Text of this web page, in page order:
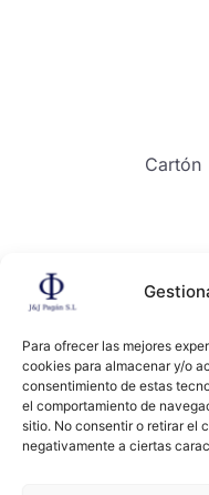
Para ofrecer las mejores
cookies para almacenar y/o
consentimiento de estas
el comportamiento de
sitio. No consentir o retirar el
negativamente a ciertas
Cartón